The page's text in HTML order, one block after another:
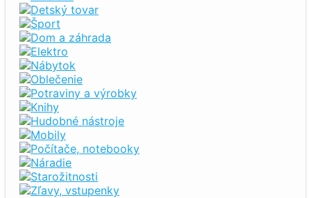
Detský tovar
Šport
Dom a záhrada
Elektro
Nábytok
Oblečenie
Potraviny a výrobky
Knihy
Hudobné nástroje
Mobily
Počítače, notebooky
Náradie
Starožitnosti
Zľavy, vstupenky